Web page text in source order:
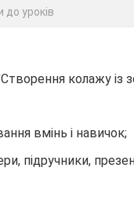
до уроків
колажу із
вмінь і навичок;
підручники,